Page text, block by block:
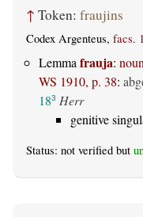
↑ Token: fraujins
Codex Argenteus, facs.
Lemma frauja:
WS 1910, p. 38:
183 Herr
genitive
Status: not verified but